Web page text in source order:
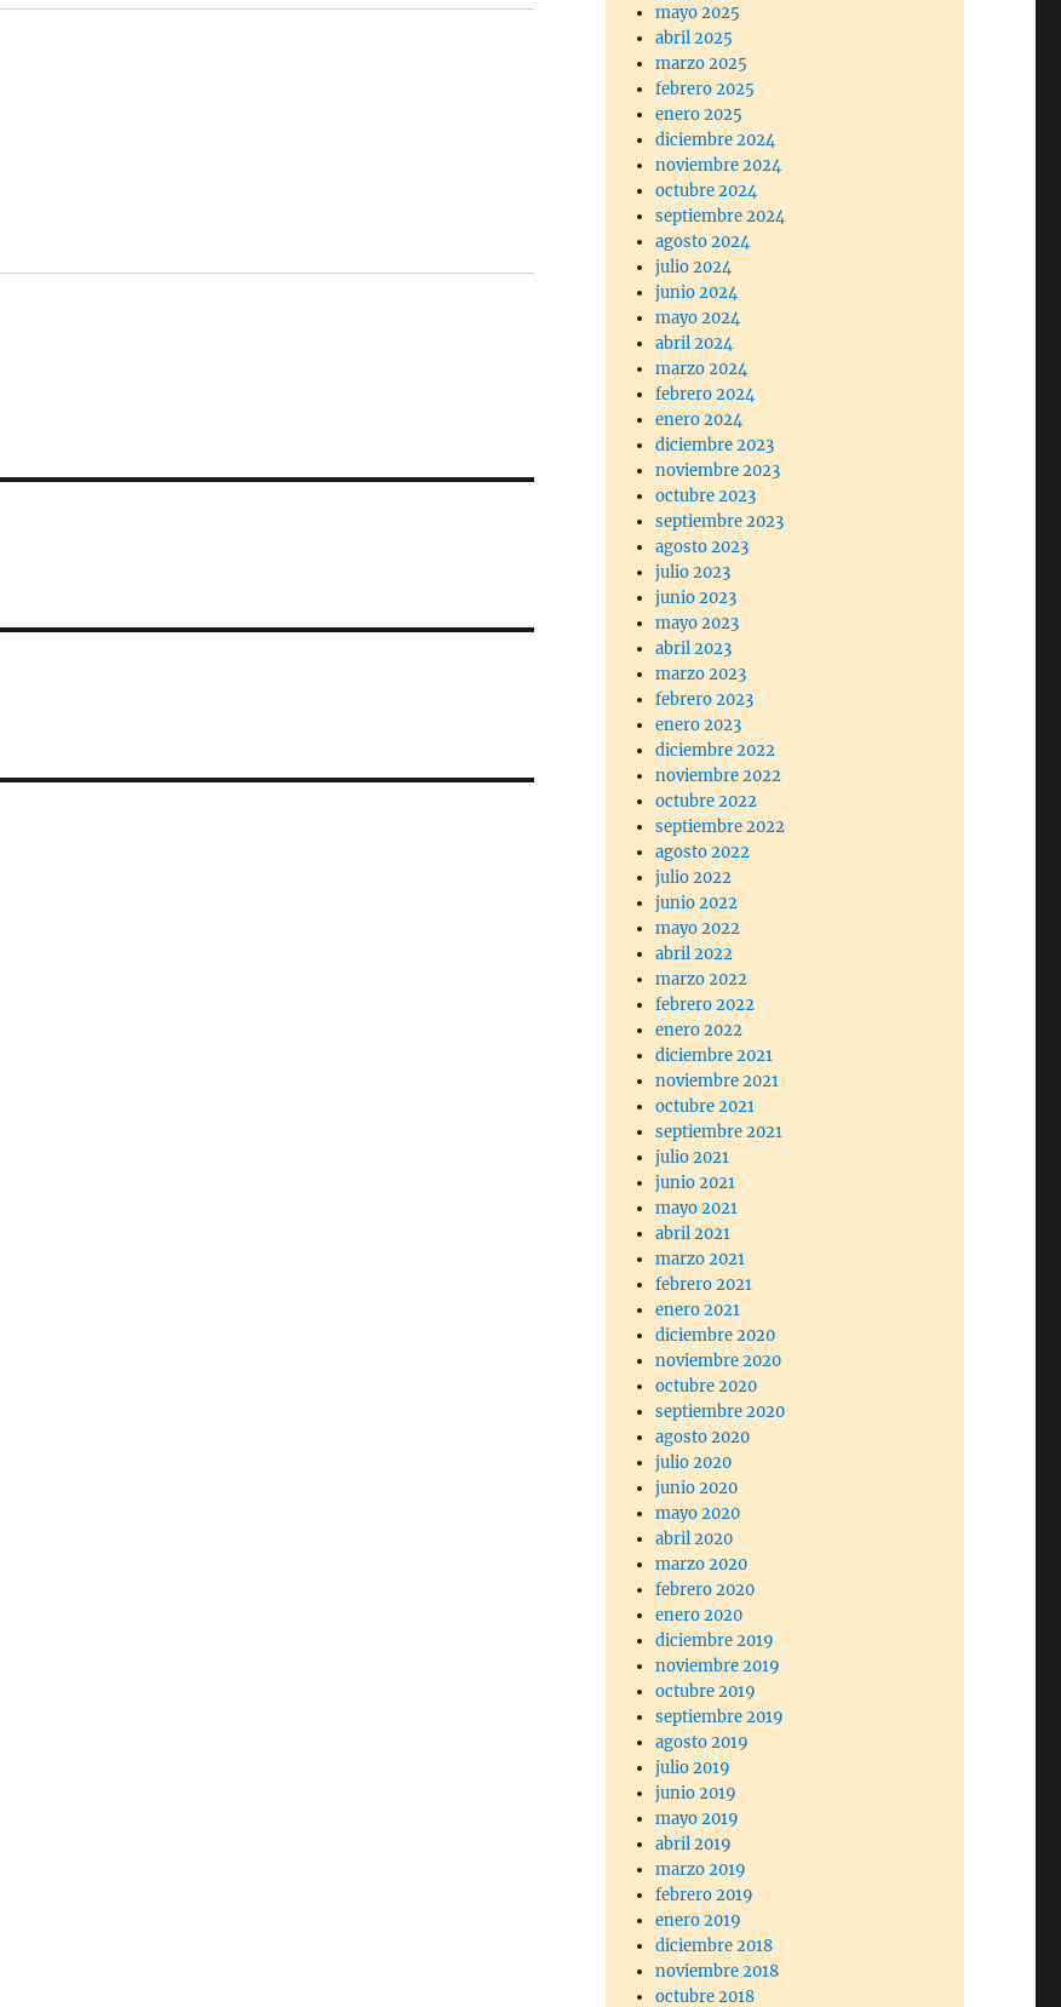
mayo 2025
abril 2025
marzo 2025
febrero 2025
enero 2025
diciembre 2024
noviembre 2024
octubre 2024
septiembre 2024
agosto 2024
julio 2024
junio 2024
mayo 2024
abril 2024
marzo 2024
febrero 2024
enero 2024
diciembre 2023
noviembre 2023
octubre 2023
septiembre 2023
agosto 2023
julio 2023
junio 2023
mayo 2023
abril 2023
marzo 2023
febrero 2023
enero 2023
diciembre 2022
noviembre 2022
octubre 2022
septiembre 2022
agosto 2022
julio 2022
junio 2022
mayo 2022
abril 2022
marzo 2022
febrero 2022
enero 2022
diciembre 2021
noviembre 2021
octubre 2021
septiembre 2021
julio 2021
junio 2021
mayo 2021
abril 2021
marzo 2021
febrero 2021
enero 2021
diciembre 2020
noviembre 2020
octubre 2020
septiembre 2020
agosto 2020
julio 2020
junio 2020
mayo 2020
abril 2020
marzo 2020
febrero 2020
enero 2020
diciembre 2019
noviembre 2019
octubre 2019
septiembre 2019
agosto 2019
julio 2019
junio 2019
mayo 2019
abril 2019
marzo 2019
febrero 2019
enero 2019
diciembre 2018
noviembre 2018
octubre 2018